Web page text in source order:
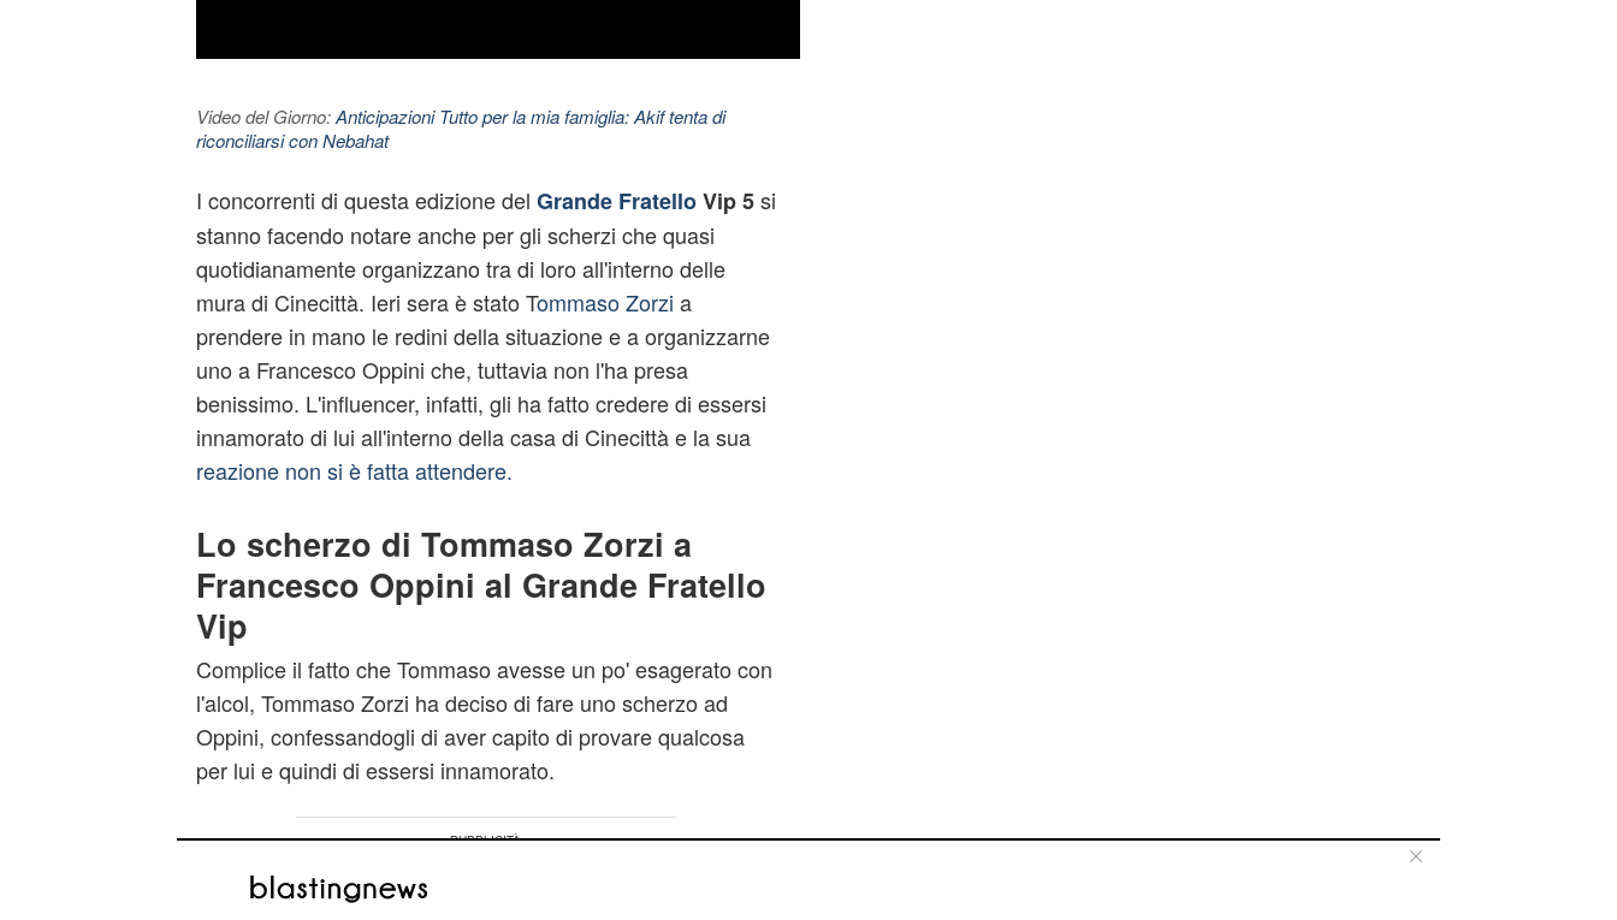
Video del Giorno:Anticipazioni Tutto per la mia famiglia: Akif tenta di
riconciliarsi con Nebahat
I concorrenti di questa edizione del Grande FratelloVip 5si
stanno facendo notare anche per gli scherzi che quasi
quotidianamente organizzano tra di loro all'interno delle
mura di Cinecittà. Ieri sera è stato Tommaso Zorzi a
prendere in mano le redini della situazione e a organizzarne
uno a Francesco Oppini che, tuttavia non l'ha presa
benissimo. L'influencer, infatti, gli ha fatto credere di essersi
innamorato di lui all'interno della casa di Cinecittà e la sua
reazione non si è fatta attendere.
Lo scherzo di Tommaso Zorzi a
Francesco Oppini al Grande Fratello
Vip
Complice il fatto che Tommaso avesse un po' esagerato con
l'alcol, Tommaso Zorzi ha deciso di fare uno scherzo ad
Oppini, confessandogli di aver capito di provare qualcosa
per lui e quindi di essersi innamorato.